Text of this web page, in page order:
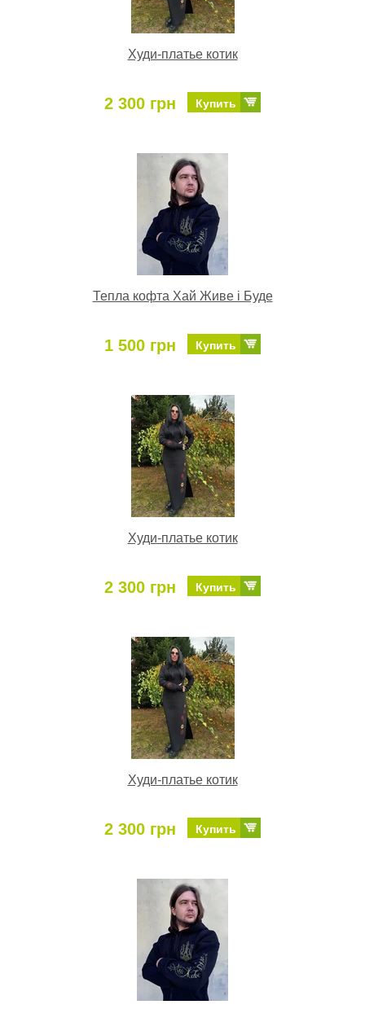
Худи-платье котик
2 300 грн Купить
Тепла кофта Хай Живе і Буде
1 500 грн Купить
Худи-платье котик
2 300 грн Купить
Худи-платье котик
2 300 грн Купить